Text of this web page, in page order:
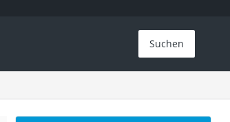
Suchen